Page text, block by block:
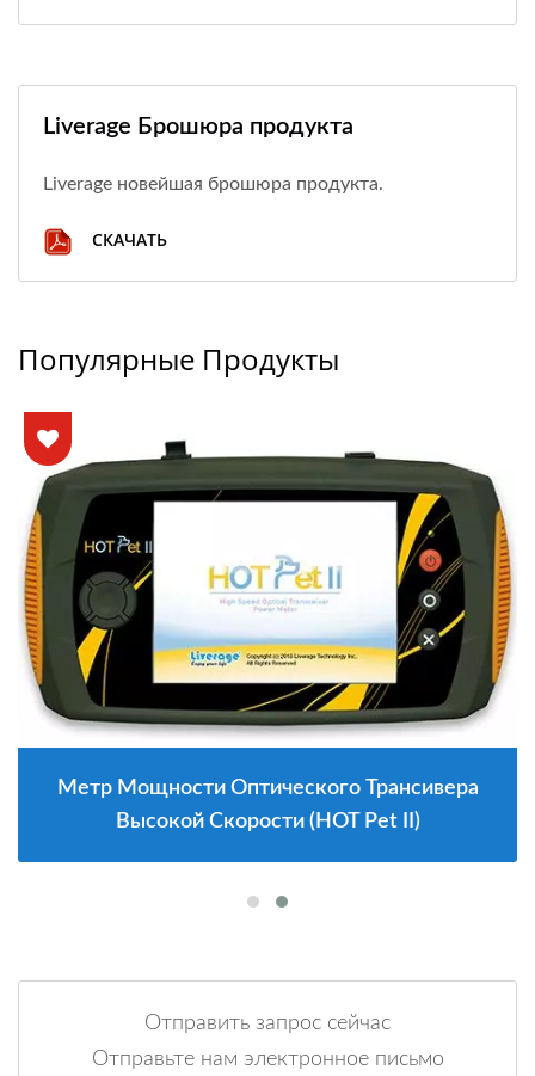
Liverage Брошюра продукта
Liverage новейшая брошюра продукта.
СКАЧАТЬ
Популярные Продукты
Метр Мощности Оптического Трансивера
Высокой Скорости (HOT Pet II)
Отправить запрос сейчас
Отправьте нам электронное письмо